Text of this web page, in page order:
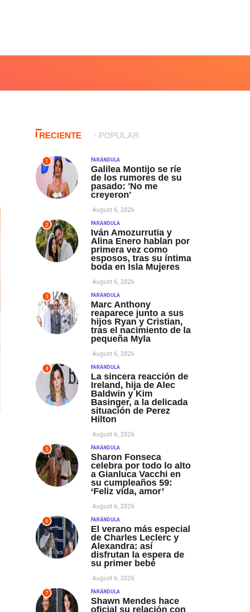
RECIENTE POPULAR
1 FARÁNDULA
Galilea Montijo se ríe
de los rumores de su
pasado: 'No me
creyeron'
August 6, 2026
2 FARÁNDULA
Iván Amozurrutia y
Alina Enero hablan por
primera vez como
esposos, tras su íntima
boda en Isla Mujeres
August 6, 2026
3 FARÁNDULA
Marc Anthony
reaparece junto a sus
hijos Ryan y Cristian,
tras el nacimiento de la
pequeña Myla
August 6, 2026
4 FARÁNDULA
La sincera reacción de
Ireland, hija de Alec
Baldwin y Kim
Basinger, a la delicada
situación de Perez
Hilton
August 6, 2026
5 FARÁNDULA
Sharon Fonseca
celebra por todo lo alto
a Gianluca Vacchi en
su cumpleaños 59:
‘Feliz vida, amor’
August 6, 2026
6 FARÁNDULA
El verano más especial
de Charles Leclerc y
Alexandra: así
disfrutan la espera de
su primer bebé
August 6, 2026
7 FARÁNDULA
Shawn Mendes hace
oficial su relación con